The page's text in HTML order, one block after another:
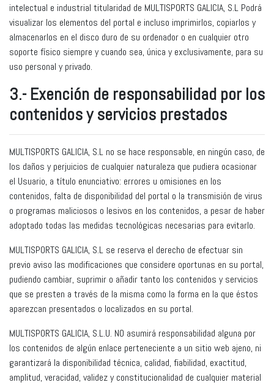
intelectual e industrial titularidad de MULTISPORTS GALICIA, S.L Podrá
visualizar los elementos del portal e incluso imprimirlos, copiarlos y
almacenarlos en el disco duro de su ordenador o en cualquier otro
soporte físico siempre y cuando sea, única y exclusivamente, para su
uso personal y privado.
3.- Exención de responsabilidad por los
contenidos y servicios prestados
MULTISPORTS GALICIA, S.L no se hace responsable, en ningún caso, de
los daños y perjuicios de cualquier naturaleza que pudiera ocasionar
el Usuario, a título enunciativo: errores u omisiones en los
contenidos, falta de disponibilidad del portal o la transmisión de virus
o programas maliciosos o lesivos en los contenidos, a pesar de haber
adoptado todas las medidas tecnológicas necesarias para evitarlo.
MULTISPORTS GALICIA, S.L se reserva el derecho de efectuar sin
previo aviso las modificaciones que considere oportunas en su portal,
pudiendo cambiar, suprimir o añadir tanto los contenidos y servicios
que se presten a través de la misma como la forma en la que éstos
aparezcan presentados o localizados en su portal.
MULTISPORTS GALICIA, S.L.U. NO asumirá responsabilidad alguna por
los contenidos de algún enlace perteneciente a un sitio web ajeno, ni
garantizará la disponibilidad técnica, calidad, fiabilidad, exactitud,
amplitud, veracidad, validez y constitucionalidad de cualquier material